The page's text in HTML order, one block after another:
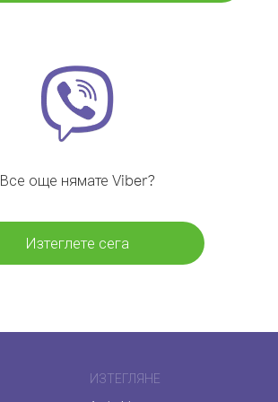
Все още нямате Viber?
Изтеглете сега
ИЗТЕГЛЯНЕ